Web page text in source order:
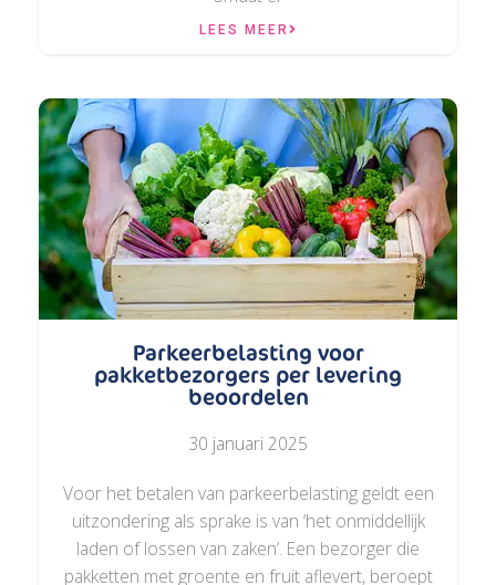
LEES MEER
Parkeerbelasting voor
pakketbezorgers per levering
beoordelen
30 januari 2025
Voor het betalen van parkeerbelasting geldt een
uitzondering als sprake is van ‘het onmiddellijk
laden of lossen van zaken’. Een bezorger die
pakketten met groente en fruit aflevert, beroept